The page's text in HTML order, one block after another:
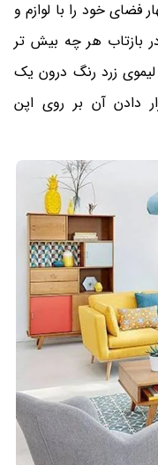
فضای خود را با لوازم و
بازتاب هر چه بیش تر
زرد رنگ درون یک
دادن آن بر روی اپن